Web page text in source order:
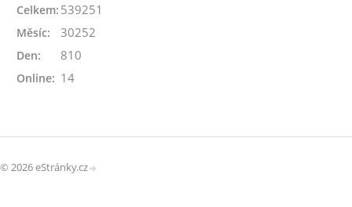
Online: 14
Celkem: 539251
Měsíc: 30252
Den: 810
© 2026 eStránky.cz